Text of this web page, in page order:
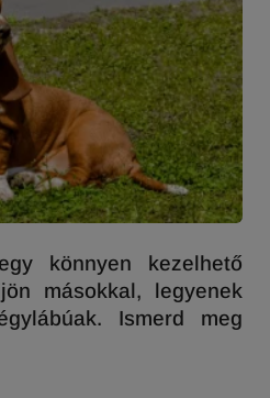
könnyen kezelhető
másokkal, legyenek
Ismerd meg